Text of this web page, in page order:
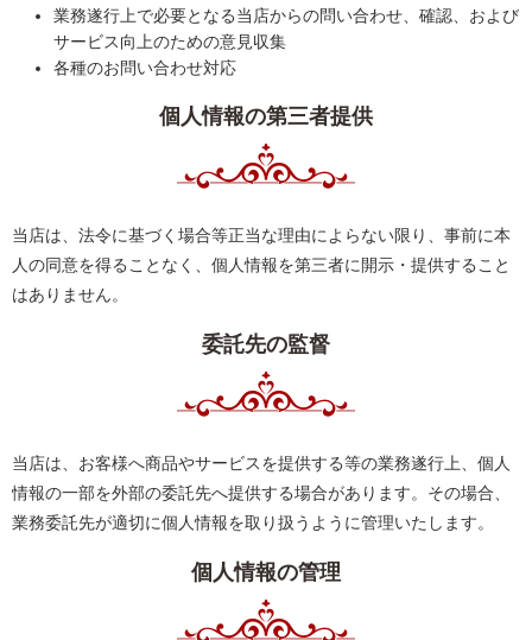
業務遂行上で必要となる当店からの問い合わせ、確認、および
サービス向上のための意見収集
各種のお問い合わせ対応
個人情報の第三者提供
当店は、法令に基づく場合等正当な理由によらない限り、事前に本
人の同意を得ることなく、個人情報を第三者に開示・提供すること
はありません。
委託先の監督
当店は、お客様へ商品やサービスを提供する等の業務遂行上、個人
情報の一部を外部の委託先へ提供する場合があります。その場合、
業務委託先が適切に個人情報を取り扱うように管理いたします。
個人情報の管理